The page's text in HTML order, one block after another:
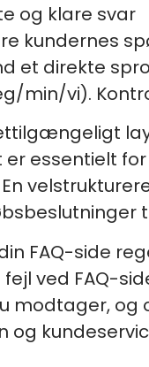
og klare svar
kundernes
et direkte
min/vi).
er essentielt
FAQ-side
fejl ved FAQ-
modtager, og
og